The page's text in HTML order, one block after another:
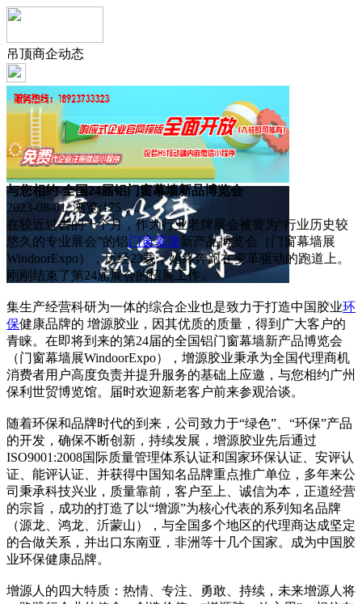
吊顶商企动态
与您相约-全国24届铝门窗幕墙新品博览会
2023-08-01 浏览:175
在较近过去的一个月，作为行业老牌展会被誉为“行业历史较
悠久的专业展会”的铝门窗幕墙新产品博览会（门窗幕墙展
WindoorExpo），历经23载，始终奔跑在变革驱动的跑道上。
刚刚结束了第24届展会的招展工作。
集生产经营科研为一体的综合企业也是致力于打造中国胶业环
保健康品牌的 增源胶业，因其优质的质量，得到广大客户的
青睐。在即将到来的第24届的全国铝门窗幕墙新产品博览会
（门窗幕墙展WindoorExpo），增源胶业秉承为全国代理商机
消费者用户高度负责并提升服务的基础上应邀，与您相约广州
保利世贸博览馆。届时欢迎新老客户前来参观洽谈。
随着环保和品牌时代的到来，公司致力于“绿色”、“环保”产品
的开发，确保不断创新，持续发展，增源胶业先后通过
ISO9001:2008国际质量管理体系认证和国家环保认证、安评认
证、能评认证、并获得中国知名品牌重点推广单位，多年来公
司秉承科技兴业，质量靠前，客户至上、诚信为本，正道经营
的宗旨，成功的打造了以“增源”为核心代表的系列知名品牌
（源龙、鸿龙、沂蒙山），与全国多个地区的代理商达成坚定
的合做关系，并出口东南亚，非洲等十几个国家。成为中国胶
业环保健康品牌。
增源人的四大特质：热情、专注、勇敢、持续，未来增源人将